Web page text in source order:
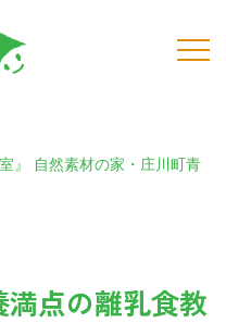
』
自然素材の家・庄川町青
満点の離乳食教